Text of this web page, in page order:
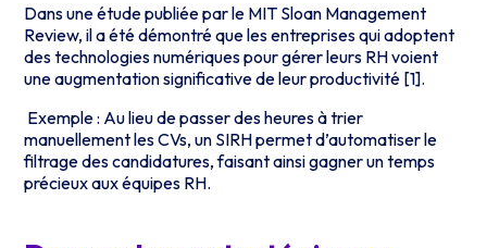
Dans une étude publiée par le MIT Sloan Management
Review, il a été démontré que les entreprises qui adoptent
des technologies numériques pour gérer leurs RH voient
une augmentation significative de leur productivité [1].
Exemple : Au lieu de passer des heures à trier
manuellement les CVs, un SIRH permet d’automatiser le
filtrage des candidatures, faisant ainsi gagner un temps
précieux aux équipes RH.